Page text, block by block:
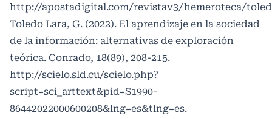
http://apostadigital.com/revistav3/hemeroteca/
Toledo Lara, G. (2022). El aprendizaje en la sociedad
de la información: alternativas de exploración
teórica. Conrado, 18(89), 208-215.
http://scielo.sld.cu/scielo.php?
script=sci_arttext&pid=S1990-
86442022000600208&lng=es&tlng=es.